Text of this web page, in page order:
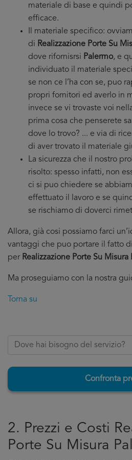
materiale di base e quindi
efficace.
Il materiale specifico:
di Realizzazione Porte Su
dove rifornisrsi Palermo, e
individuato il materiale
se non ce l’ha con se, puo
propri fornitori ed averlo in
invece se vi trovaste voi
prima cosa che penserete
dove lo trovo? ... e via di
di aver trovato il materiale
La sicurezza che il nostro
risolto: spesso infatti, non
ci si puo chiedere se
effettuato il lavoro e se
se rischiamo di doverci
Allora, già cosi possiamo farci
vantaggi che puo portare il fatto
per Realizzazione Porte Su Misura
Ma proseguiamo con la nostra
Torna su
Confronta
2. Prezzi e Costi
Porte Su Misura